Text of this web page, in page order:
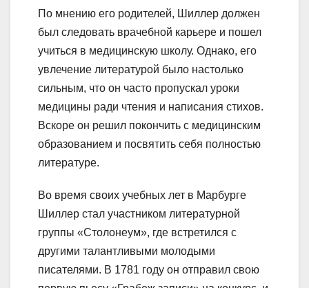
По мнению его родителей, Шиллер должен
был следовать врачебной карьере и пошел
учиться в медицинскую школу. Однако, его
увлечение литературой было настолько
сильным, что он часто пропускал уроки
медицины ради чтения и написания стихов.
Вскоре он решил покончить с медицинским
образованием и посвятить себя полностью
литературе.
Во время своих учебных лет в Марбурге
Шиллер стал участником литературной
группы «Столонеум», где встретился с
другими талантливыми молодыми
писателями. В 1781 году он отправил свою